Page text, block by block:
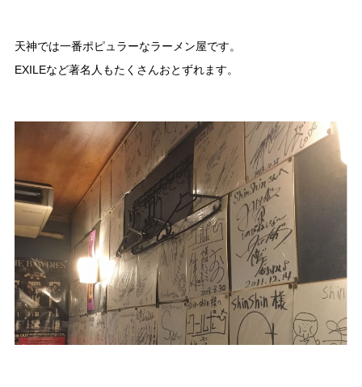
天神では一番ポピュラーなラーメン屋です。
EXILEなど著名人もたくさんおとずれます。